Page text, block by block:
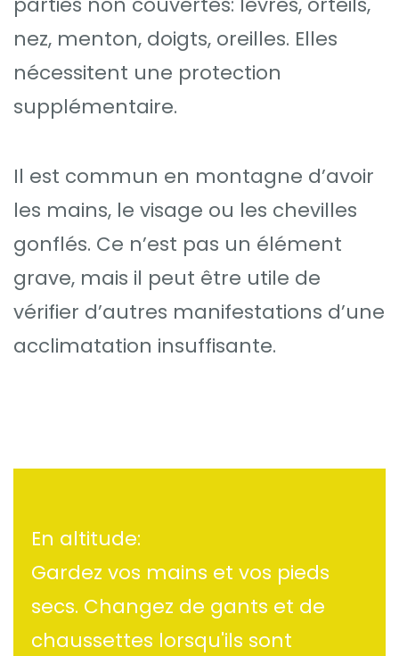
nez, menton, doigts, oreilles. Elles
nécessitent une protection
supplémentaire.
Il est commun en montagne d’avoir
les mains, le visage ou les chevilles
gonflés. Ce n’est pas un élément
grave, mais il peut être utile de
vérifier d’autres manifestations d’une
acclimatation insuffisante.
En altitude:
Gardez vos mains et vos pieds
secs. Changez de gants et de
chaussettes lorsqu'ils sont